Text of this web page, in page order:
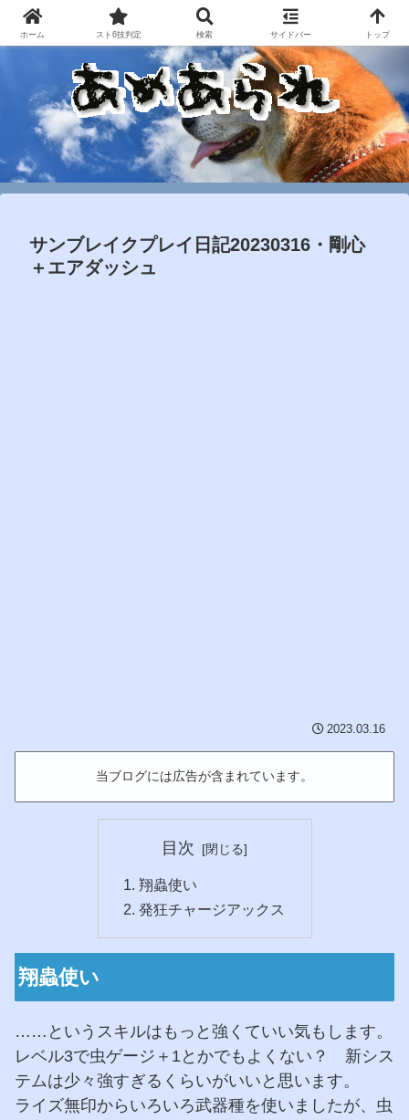
サンブレイクプレイ日記20230316・剛心
＋エアダッシュ
2023.03.16
当ブログには広告が含まれています。
目次
翔蟲使い
発狂チャージアックス
翔蟲使い
……というスキルはもっと強くていい気もします。
レベル3で虫ゲージ＋1とかでもよくない？ 新シス
テムは少々強すぎるくらいがいいと思います。
ライズ無印からいろいろ武器種を使いましたが、虫
ホーム スト6技判定 検索 サイドバー トップ